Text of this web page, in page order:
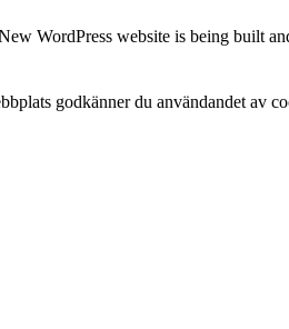
WordPress website is being built
godkänner du användandet av